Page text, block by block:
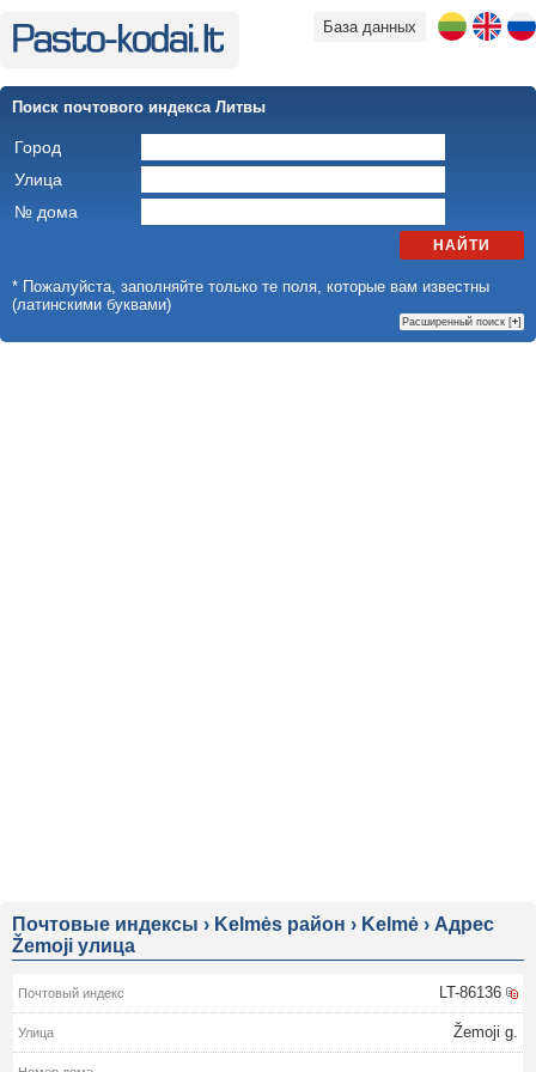
База данных
Поиск почтового индекса Литвы
Город
Улица
№ дома
НАЙТИ
* Пожалуйста, заполняйте только те поля, которые вам известны
(латинскими буквами)
Расширенный поиск [+]
Почтовые индексы › Kelmės район › Kelmė › Адрес
Žemoji улица
LT-86136
Žemoji g.